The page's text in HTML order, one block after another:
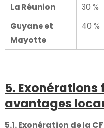
La Réunion
30 %
Guyane et
Mayotte
40 %
5. Exonérations
avantages
5.1. Exonération de la